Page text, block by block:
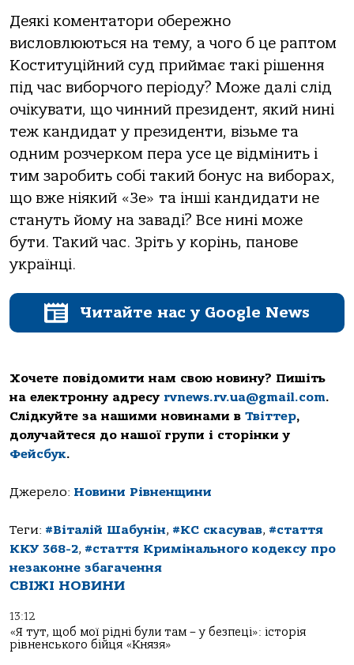
Деякі коментатори обережно
висловлюються на тему, а чого б це раптом
Коституційний суд приймає такі рішення
під час виборчого періоду? Може далі слід
очікувати, що чинний президент, який нині
теж кандидат у президенти, візьме та
одним розчерком пера усе це відмінить і
тим заробить собі такий бонус на виборах,
що вже ніякий «Зе» та інші кандидати не
стануть йому на заваді? Все нині може
бути. Такий час. Зріть у корінь, панове
українці.
Читайте нас у Google News
Хочете повідомити нам свою новину? Пишіть
на електронну адресу rvnews.rv.ua@gmail.com.
Слідкуйте за нашими новинами в Твіттер,
долучайтеся до нашої групи і сторінки у
Фейсбук.
Джерело: Новини Рівненщини
Теги: #Віталій Шабунін, #КС скасував, #стаття
ККУ 368-2, #стаття Кримінального кодексу про
незаконне збагачення
СВІЖІ НОВИНИ
13:12
«Я тут, щоб мої рідні були там – у безпеці»: історія
рівненського бійця «Князя»